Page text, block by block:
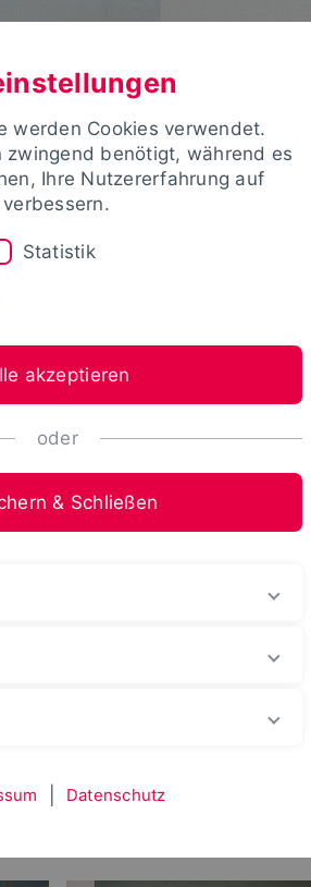
werden Cookies verwendet.
zwingend benötigt, während es
Ihre Nutzererfahrung auf
Statistik
akzeptieren
oder
& Schließen
Datenschutz